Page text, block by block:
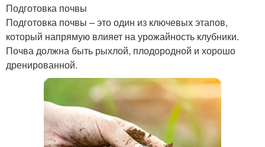
Подготовка почвы
Подготовка почвы – это один из ключевых этапов,
который напрямую влияет на урожайность клубники.
Почва должна быть рыхлой, плодородной и хорошо
дренированной.